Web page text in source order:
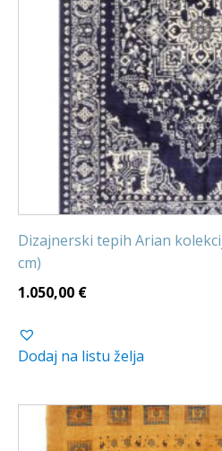
Dizajnerski tepih Arian
cm)
1.050,00 €
Dodaj na listu želja